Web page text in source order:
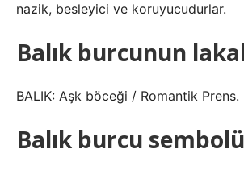
nazik, besleyici ve koruyucudurlar.
Balık burcunun
BALIK: Aşk böceği / Romantik Prens.
Balık burcu